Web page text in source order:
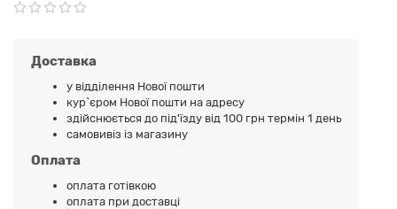
Доставка
у відділення Нової пошти
кур`єром Нової пошти на адресу
здійснюється до під'їзду від 100 грн термін 1 день
самовивіз із магазину
Оплата
оплата готівкою
оплата при доставці